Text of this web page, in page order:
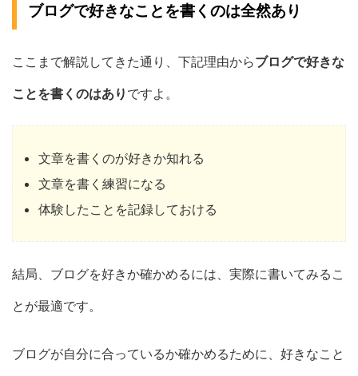
ブログで好きなことを書くのは全然あり
ここまで解説してきた通り、下記理由からブログで好きな
ことを書くのはあり ですよ。
文章を書くのが好きか知れる
文章を書く練習になる
体験したことを記録しておける
結局、ブログを好きか確かめるには、実際に書いてみるこ
とが最適です。
ブログが自分に合っているか確かめるために、好きなこと